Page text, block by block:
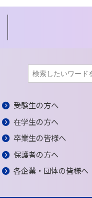
受験生の方へ
在学生の方へ
卒業生の皆様へ
保護者の方へ
各企業・団体の皆様へ